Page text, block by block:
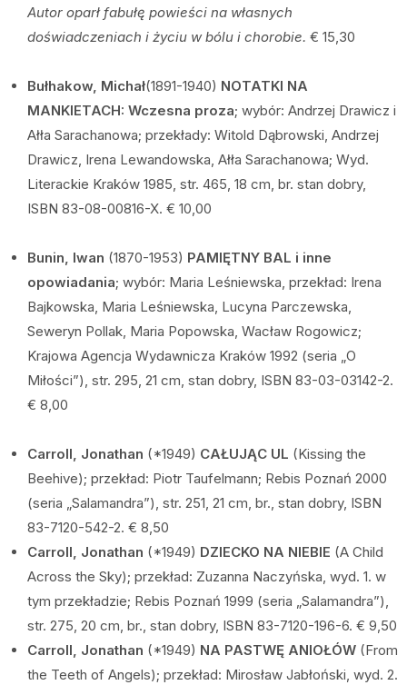
Autor oparł fabułę powieści na własnych
doświadczeniach i życiu w bólu i chorobie. € 15,30
Bułhakow, Michał(1891-1940) NOTATKI NA
MANKIETACH: Wczesna proza; wybór: Andrzej Drawicz i
Ałła Sarachanowa; przekłady: Witold Dąbrowski, Andrzej
Drawicz, Irena Lewandowska, Ałła Sarachanowa; Wyd.
Literackie Kraków 1985, str. 465, 18 cm, br. stan dobry,
ISBN 83-08-00816-X. € 10,00
Bunin, Iwan (1870-1953) PAMIĘTNY BAL i inne
opowiadania; wybór: Maria Leśniewska, przekład: Irena
Bajkowska, Maria Leśniewska, Lucyna Parczewska,
Seweryn Pollak, Maria Popowska, Wacław Rogowicz;
Krajowa Agencja Wydawnicza Kraków 1992 (seria „O
Miłości”), str. 295, 21 cm, stan dobry, ISBN 83-03-03142-2.
€ 8,00
Carroll, Jonathan (*1949) CAŁUJĄC UL (Kissing the
Beehive); przekład: Piotr Taufelmann; Rebis Poznań 2000
(seria „Salamandra”), str. 251, 21 cm, br., stan dobry, ISBN
83-7120-542-2. € 8,50
Carroll, Jonathan (*1949) DZIECKO NA NIEBIE (A Child
Across the Sky); przekład: Zuzanna Naczyńska, wyd. 1. w
tym przekładzie; Rebis Poznań 1999 (seria „Salamandra”),
str. 275, 20 cm, br., stan dobry, ISBN 83-7120-196-6. € 9,50
Carroll, Jonathan (*1949) NA PASTWĘ ANIOŁÓW (From
the Teeth of Angels); przekład: Mirosław Jabłoński, wyd. 2.